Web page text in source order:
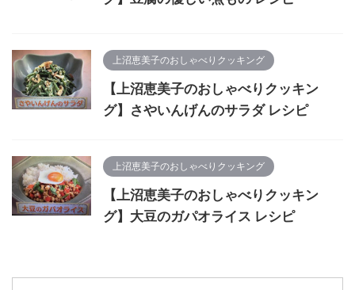
上沼恵美子のおしゃべりクッキング
【上沼恵美子のおしゃべりクッキン
グ】さやいんげんのサラダ レシピ
上沼恵美子のおしゃべりクッキング
【上沼恵美子のおしゃべりクッキン
グ】大豆のガパオライス レシピ